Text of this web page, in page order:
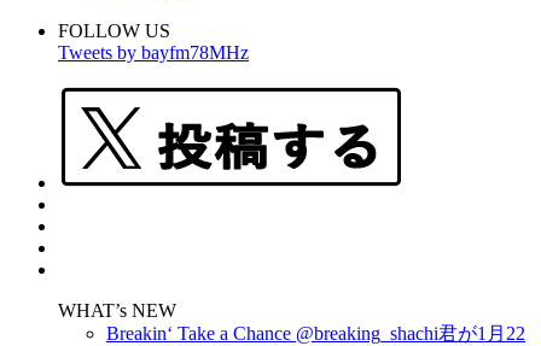
FOLLOW US
Tweets by bayfm78MHz
WHAT’s NEW
Breakin‘ Take a Chance @breaking_shachi君が1月22